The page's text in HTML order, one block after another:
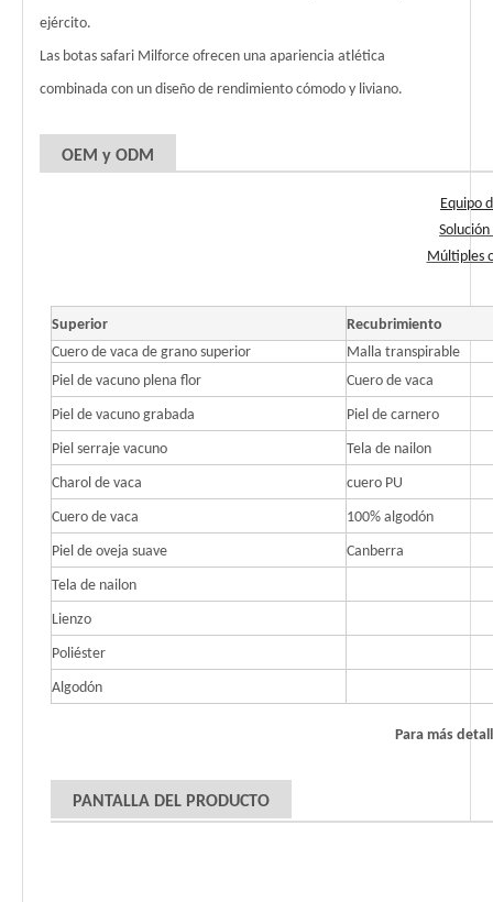
ejército.
Las botas safari Milforce ofrecen una apariencia atlética
combinada con un diseño de rendimiento cómodo y liviano.
OEM y ODM
Equipo
Múltiples
Superior
Recubrimiento
Cuero de vaca de grano superior
Malla transpirable
Piel de vacuno plena flor
Cuero de vaca
Piel de vacuno grabada Piel de carnero
Piel serraje vacuno Tela de nailon
Charol de vaca cuero PU
Cuero de vaca 100% algodón
Piel de oveja suave Canberra
Tela de nailon
Lienzo
Poliéster
Algodón
Para más
PANTALLA DEL PRODUCTO